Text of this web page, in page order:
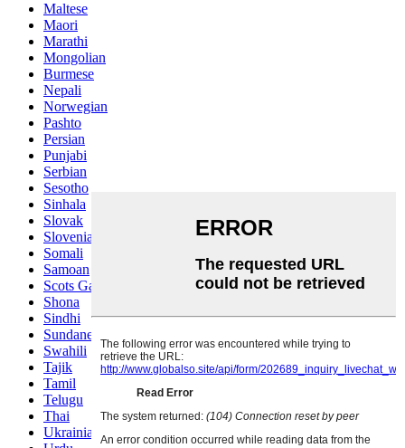
Maltese
Maori
Marathi
Mongolian
Burmese
Nepali
Norwegian
Pashto
Persian
Punjabi
Serbian
Sesotho
Sinhala
Slovak
Slovenian
Somali
Samoan
Scots Gaelic
Shona
Sindhi
Sundanese
Swahili
Tajik
Tamil
Telugu
Thai
Ukrainian